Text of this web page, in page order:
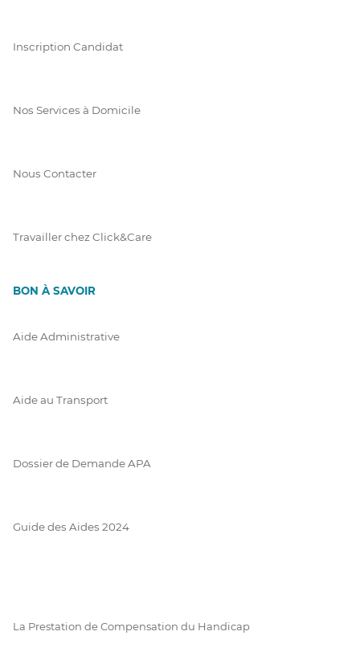
Inscription Candidat
Nos Services à Domicile
Nous Contacter
Travailler chez Click&Care
BON À SAVOIR
Aide Administrative
Aide au Transport
Dossier de Demande APA
Guide des Aides 2024
La Prestation de Compensation du Handicap